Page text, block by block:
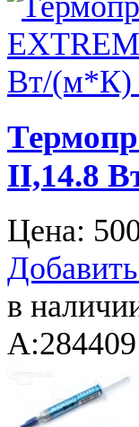
II,14.8
Цена:
в
A:284409